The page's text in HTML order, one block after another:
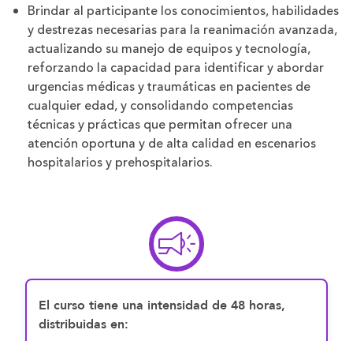
Brindar al participante los conocimientos, habilidades
y destrezas necesarias para la reanimación avanzada,
actualizando su manejo de equipos y tecnología,
reforzando la capacidad para identificar y abordar
urgencias médicas y traumáticas en pacientes de
cualquier edad, y consolidando competencias
técnicas y prácticas que permitan ofrecer una
atención oportuna y de alta calidad en escenarios
hospitalarios y prehospitalarios.
El curso tiene una intensidad de 48 horas,
distribuidas en: